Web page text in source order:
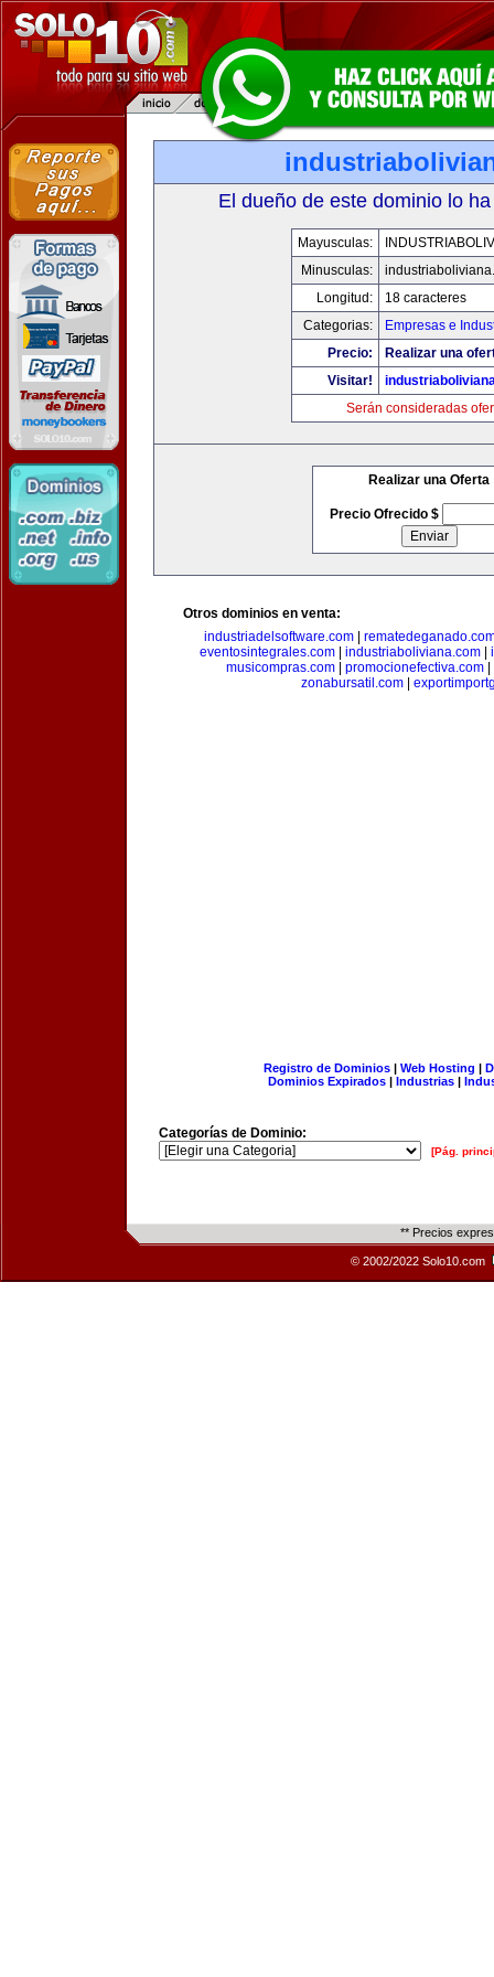
El dueño de este dominio lo
Mayusculas:
Minusculas:
Longitud:
18 caracteres
Categorias:
Empresas e
Precio:
Realizar una
Visitar!
Serán consideradas
Realizar una Oferta
Precio Ofrecido $
Otros dominios en venta:
industriadelsoftware.com
eventosintegrales.com| industriaboliviana.com|
musicompras.com
promocionefectiva.com
zonabursatil.com|
Registro de Dominios| Web Hosting |
Dominios Expirados | Industrias |
Categorías de Dominio:
[Pág.
** Precios
© 2002/2022 Solo10.com